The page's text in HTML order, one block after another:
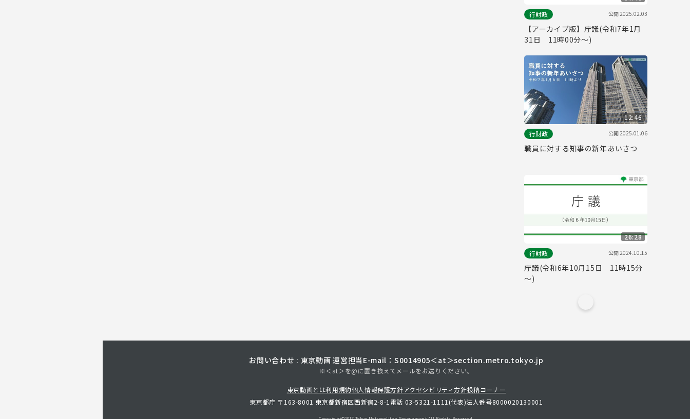
行財政
公開2025.02.03
【アーカイブ版】庁議(令和7年1月
31日 11時00分～)
12:46
行財政
公開2025.01.06
職員に対する知事の新年あいさつ
26:28
行財政
公開2024.10.15
庁議(令和6年10月15日 11時15分
～)
お問い合わせ : 東京動画 運営担当 E-mail：S0014905＜at＞section.metro.tokyo.jp
※＜at＞を@に置き換えてメールをお送りください。
東京動画とは利用規約個人情報保護方針アクセシビリティ方針投稿コーナー
東京都庁 〒163-8001 東京都新宿区西新宿2-8-1 電話 03-5321-1111(代表)法人番号8000020130001